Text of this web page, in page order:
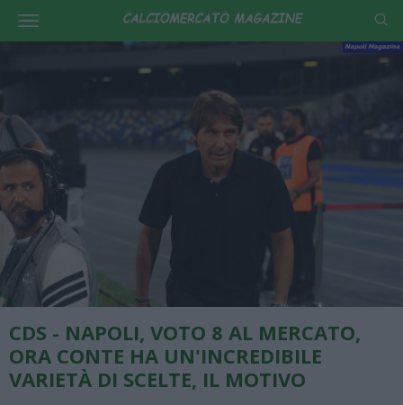
CDS - NAPOLI, VOTO 8 AL MERCATO,
ORA CONTE HA UN'INCREDIBILE
VARIETÀ DI SCELTE, IL MOTIVO